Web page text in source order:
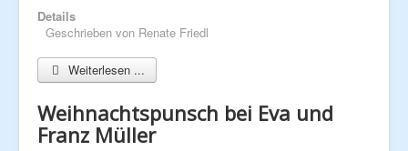
Details
Geschrieben von Renate Friedl
Weiterlesen ...
Weihnachtspunsch bei Eva und
Franz Müller